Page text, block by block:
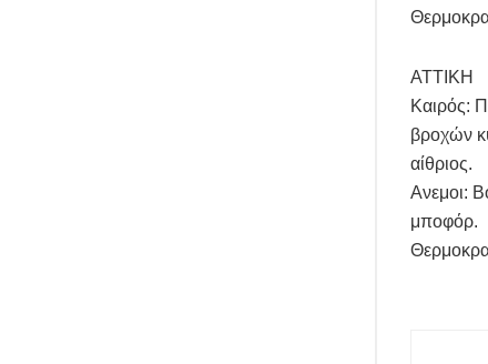
ΑΤΤΙΚΗ
Καιρός:
βροχών
αίθριος.
Ανεμοι:
μποφόρ.